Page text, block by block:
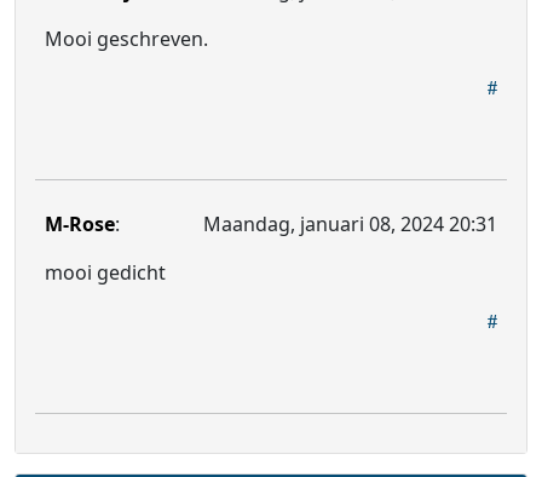
Mooi geschreven.
M-Rose:
Maandag, januari 08, 2024 20:31
mooi gedicht